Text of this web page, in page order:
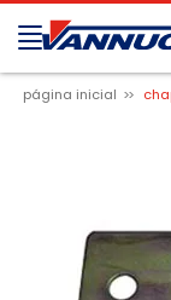
página inicial